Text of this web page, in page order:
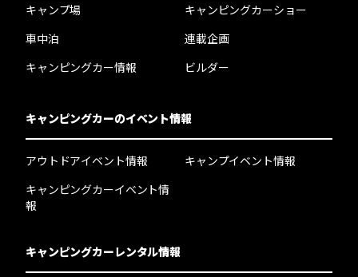
キャンプ場
車中泊
キャンピングカー情報
キャンピングカーショー
連載企画
ビルダー
キャンピングカーのイベント情報
アウトドアイベント情報
キャンピングカーイベント情
報
キャンプイベント情報
キャンピングカーレンタル情報